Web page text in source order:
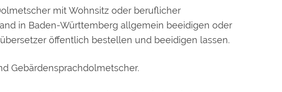
mit Wohnsitz oder beruflicher
in Baden-Württemberg allgemein beeidigen oder
öffentlich bestellen und beeidigen lassen.
Gebärdensprachdolmetscher.